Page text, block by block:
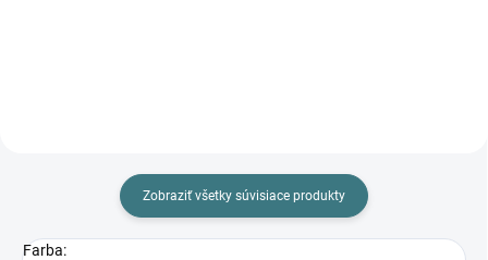
Zobraziť všetky súvisiace produkty
Farba: